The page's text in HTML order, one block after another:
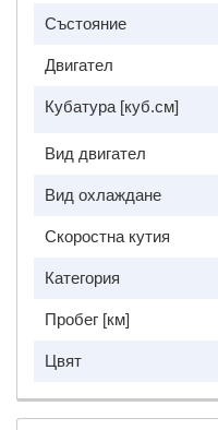
Състояние
Двигател
Кубатура [куб.см]
Вид двигател
Вид охлаждане
Скоростна кутия
Категория
Пробег [км]
Цвят